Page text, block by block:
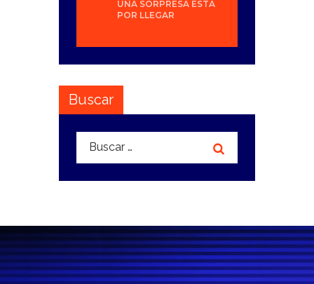
UNA SORPRESA ESTÁ
POR LLEGAR
Buscar
Buscar: